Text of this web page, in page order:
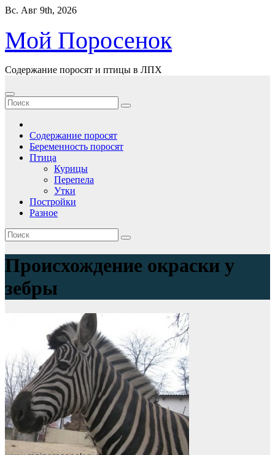
Перейти
содержимому
Вс. Авг 9th, 2026
Мой Поросенок
Содержание поросят и птицы в ЛПХ
Содержание поросят
Беременность поросят
Птица
Курицы
Перепела
Утки
Постройки
Разное
Происхождение окраски у
зебры